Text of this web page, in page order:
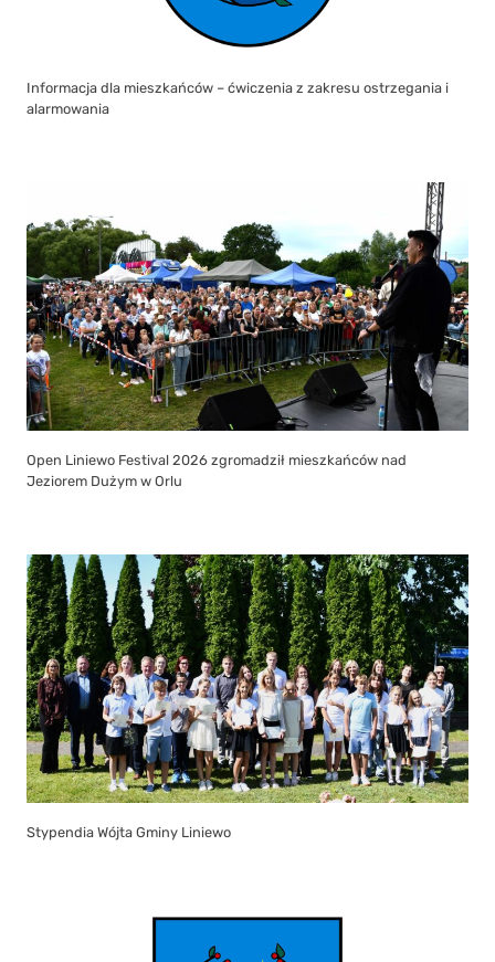
Informacja dla mieszkańców – ćwiczenia z zakresu ostrzegania i
alarmowania
Open Liniewo Festival 2026 zgromadził mieszkańców nad
Jeziorem Dużym w Orlu
Stypendia Wójta Gminy Liniewo